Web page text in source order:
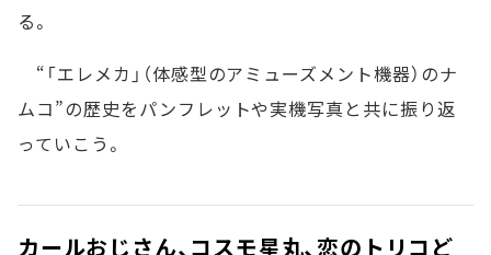
る。
“「エレメカ」（体感型のアミューズメント機器）のナ
ムコ”の歴史をパンフレットや実機写真と共に振り返
っていこう。
カールおじさん、コスモ星丸、恋のトリコど